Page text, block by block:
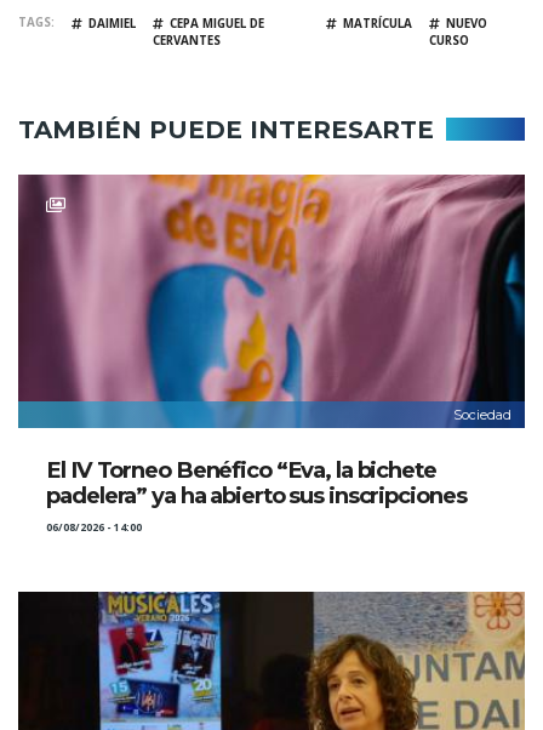
TAGS DAIMIEL
CEPA MIGUEL DE
CERVANTES
MATRÍCULA
NUEVO
CURSO
TAMBIÉN PUEDE INTERESARTE
Sociedad
El IV Torneo Benéfico “Eva, la bichete
padelera” ya ha abierto sus inscripciones
06/08/2026 - 14:00